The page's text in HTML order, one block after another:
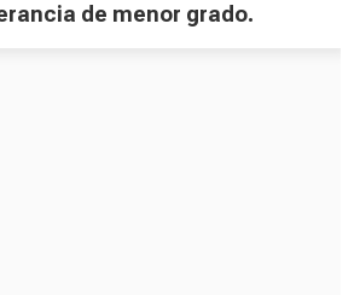
de menor grado.